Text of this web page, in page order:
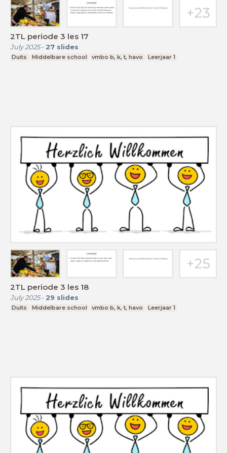
2TL periode 3 les 17
July 2025- 27 slides
Duits Middelbare school vmbo b, k, t, havo Leerjaar 1
2TL periode 3 les 18
July 2025- 29 slides
Duits Middelbare school vmbo b, k, t, havo Leerjaar 1